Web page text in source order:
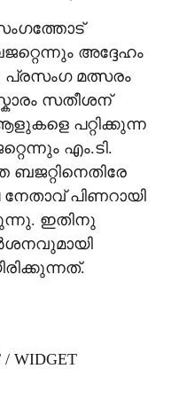
അദ്ദേഹം
പ്രസംഗ മത്സരം
സതീശന്
പറ്റിക്കുന്ന
എം.ടി.
പിണറായി
ഇതിനു
/ WIDGET